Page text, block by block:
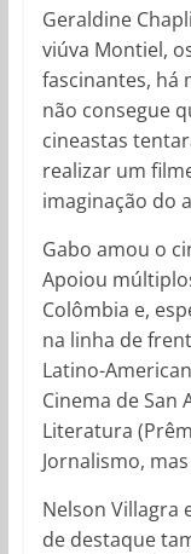
Geraldine
viúva Montiel,
fascinantes, há
não consegue
cineastas
realizar um
imaginação do
Gabo amou o
Apoiou
Colômbia e,
na linha de
Latino-
Cinema de San
Literatura
Jornalismo,
Nelson Villagra
de destaque